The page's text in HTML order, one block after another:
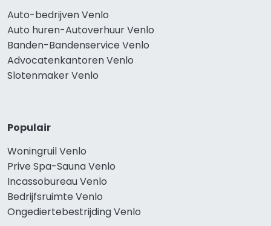
Auto-bedrijven Venlo
Auto huren-Autoverhuur Venlo
Banden-Bandenservice Venlo
Advocatenkantoren Venlo
Slotenmaker Venlo
Populair
Woningruil Venlo
Prive Spa-Sauna Venlo
Incassobureau Venlo
Bedrijfsruimte Venlo
Ongediertebestrijding Venlo